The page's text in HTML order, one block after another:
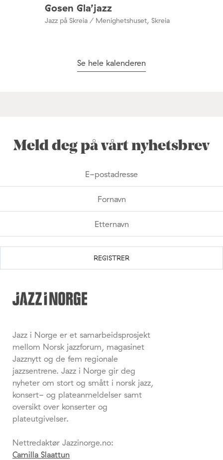
Gosen Gla’jazz
Jazz på Skreia / Menighetshuset, Skreia
Se hele kalenderen
Meld deg på vårt nyhetsbrev
Jazz i Norge er et samarbeidsprosjekt
mellom Norsk jazzforum, magasinet
Jazznytt og de fem regionale
jazzsentrene. Jazz i Norge gir deg
nyheter om stort og smått i norsk jazz,
konsert- og plateanmeldelser samt
oversikt over konserter og
plateutgivelser.
Nettredaktør Jazzinorge.no:
Camilla Slaattun